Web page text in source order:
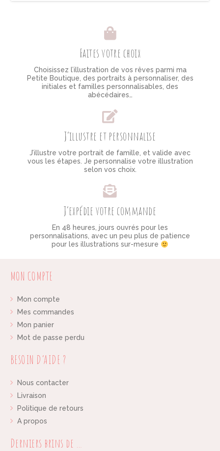
Faites votre choix
Choisissez l’illustration de vos rêves parmi ma
Petite Boutique, des portraits à personnaliser, des
initiales et familles personnalisables, des
abécédaires…
J’illustre et personnalise
J’illustre votre portrait de famille, et valide avec
vous les étapes. Je personnalise votre illustration
selon vos choix.
J’expédie votre commande
En 48 heures, jours ouvrés pour les
personnalisations, avec un peu plus de patience
pour les illustrations sur-mesure
MON COMPTE
Mon compte
Mes commandes
Mon panier
Mot de passe perdu
BESOIN D’AIDE ?
Nous contacter
Livraison
Politique de retours
A propos
Derniers brins de …